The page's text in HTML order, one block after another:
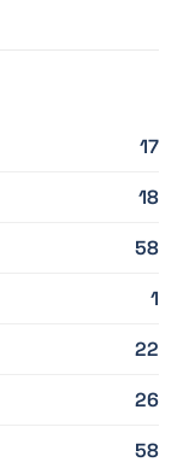
17
18
58
1
22
26
58